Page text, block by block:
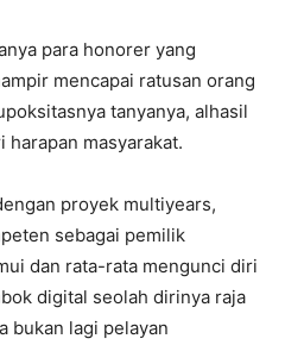
para honorer yang
mencapai ratusan orang
tanyanya, alhasil
harapan masyarakat.
proyek multiyears,
sebagai pemilik
dan rata-rata mengunci diri
digital seolah dirinya raja
bukan lagi pelayan